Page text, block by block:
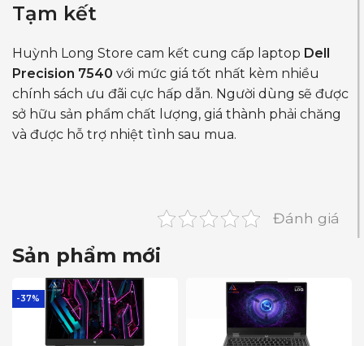
Tạm kết
Huỳnh Long Store cam kết cung cấp laptop Dell
Precision 7540 với mức giá tốt nhất kèm nhiều
chính sách ưu đãi cực hấp dẫn. Người dùng sẽ được
sở hữu sản phẩm chất lượng, giá thành phải chăng
và được hỗ trợ nhiệt tình sau mua.
Đánh giá
Sản phẩm mới
-37%